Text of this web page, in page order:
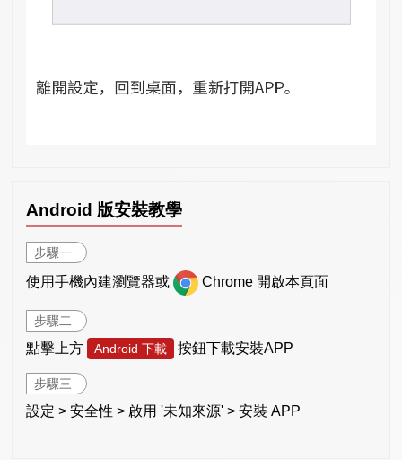
Android 版安裝教學
步驟一
使用手機內建瀏覽器或 Chrome 開啟本頁面
步驟二
點擊上方 Android 下載 按鈕下載安裝APP
步驟三
設定 > 安全性 > 啟用 '未知來源' > 安裝 APP